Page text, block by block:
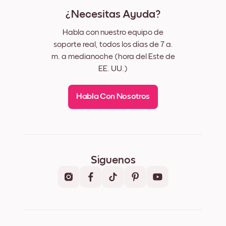
¿Necesitas Ayuda?
Habla con nuestro equipo de
soporte real, todos los días de 7 a.
m. a medianoche (hora del Este de
EE. UU.)
Habla Con Nosotros
Síguenos